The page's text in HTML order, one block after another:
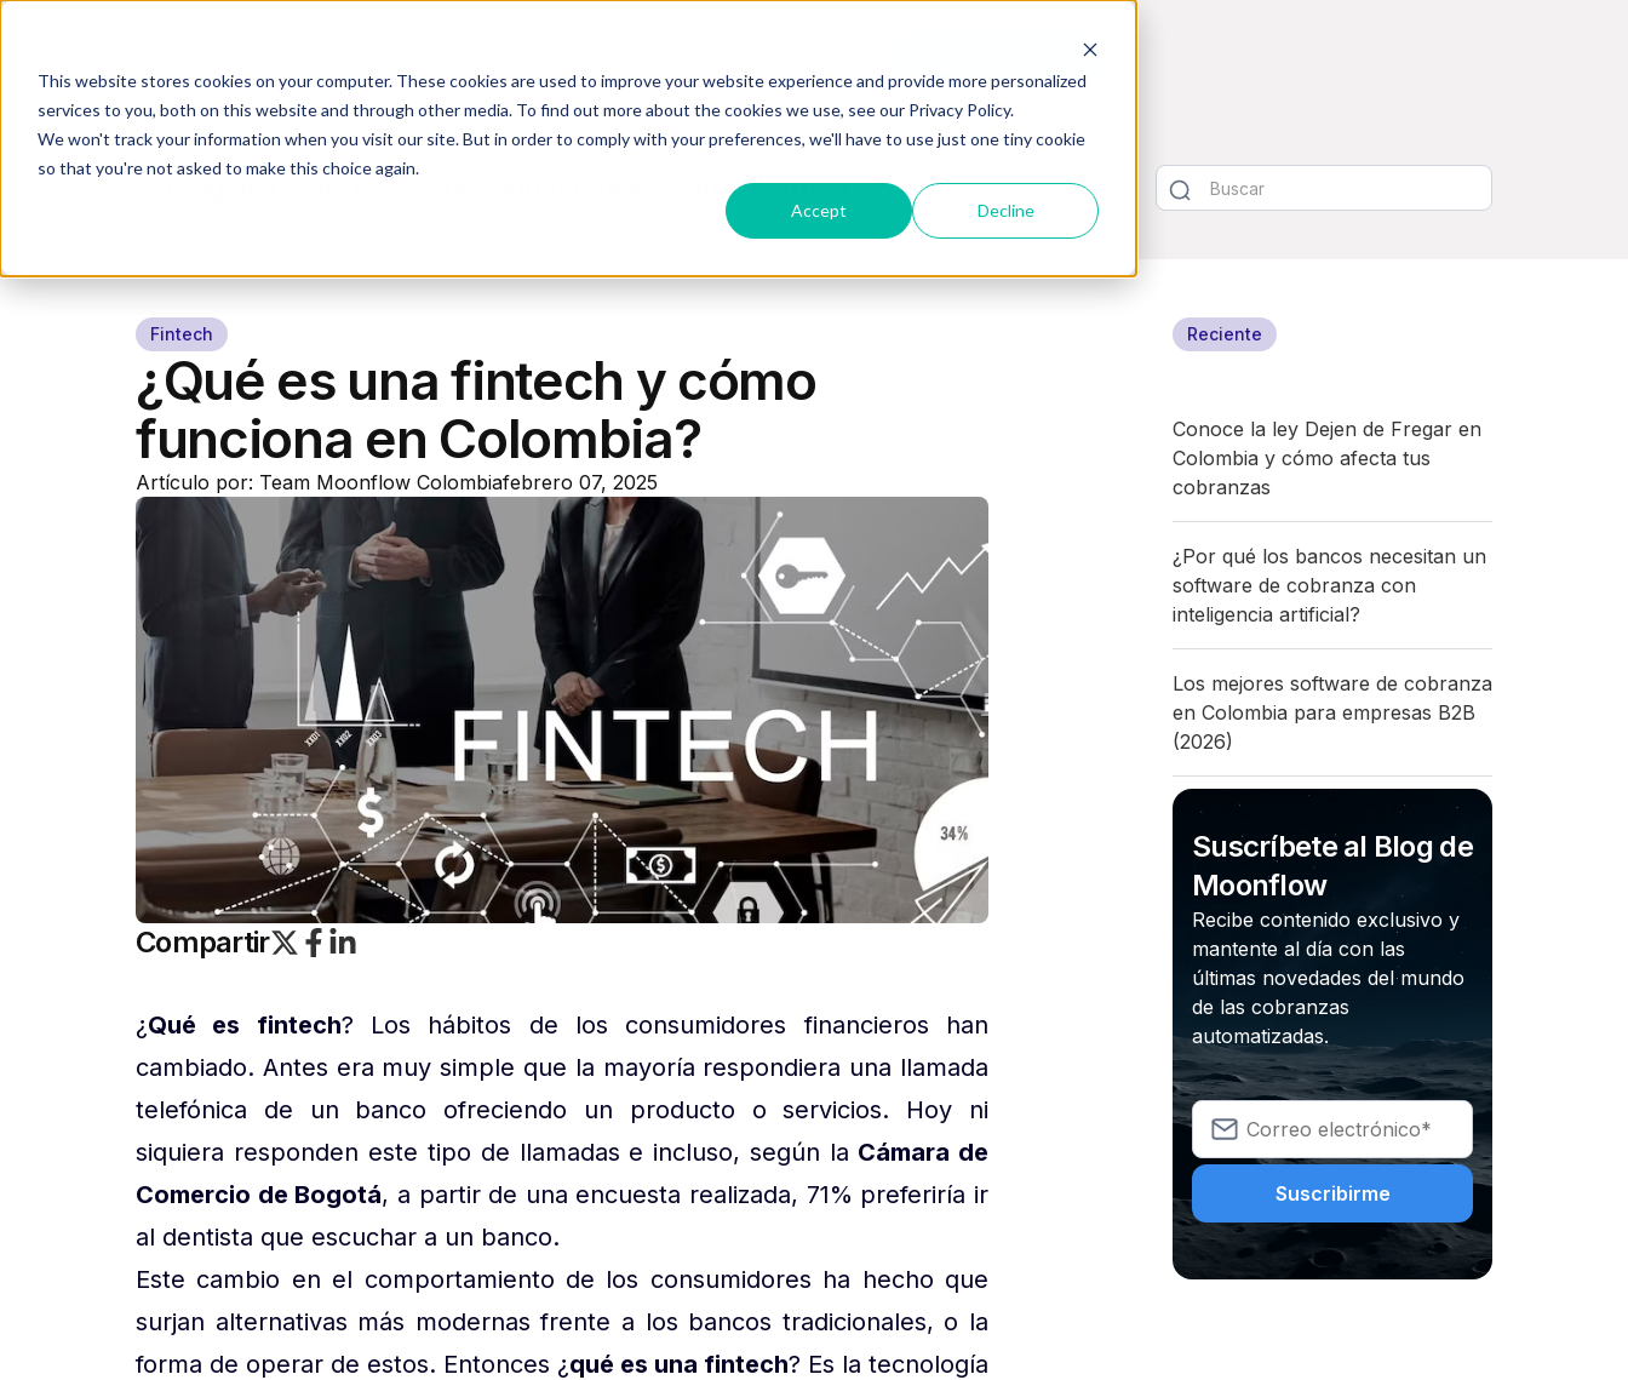
This website stores cookies on your computer. These cookies are used to improve your website experience and provide more personalized
services to you, both on this website and through other media. To find out more about the cookies we use, see our Privacy Policy.
We won't track your information when you visit our site. But in order to comply with your preferences, we'll have to use just one tiny cookie
so that you're not asked to make this choice again.
Accept Decline
Blog de Cobranzas y gestión financiera en colombia
Fintech
¿Qué es una fintech y cómo
funciona en Colombia?
Artículo por: Team Moonflow Colombiafebrero 07, 2025
Compartir
¿Qué es fintech? Los hábitos de los consumidores financieros han
cambiado. Antes era muy simple que la mayoría respondiera una llamada
telefónica de un banco ofreciendo un producto o servicios. Hoy ni
siquiera responden este tipo de llamadas e incluso, según la Cámara de
Comercio de Bogotá, a partir de una encuesta realizada, 71% preferiría ir
al dentista que escuchar a un banco.
Este cambio en el comportamiento de los consumidores ha hecho que
surjan alternativas más modernas frente a los bancos tradicionales, o la
forma de operar de estos. Entonces ¿qué es una fintech? Es la tecnología
Reciente
Conoce la ley Dejen de Fregar en
Colombia y cómo afecta tus
cobranzas
¿Por qué los bancos necesitan un
software de cobranza con
inteligencia artificial?
Los mejores software de cobranza
en Colombia para empresas B2B
(2026)
Suscríbete al Blog de
Moonflow
Recibe contenido exclusivo y
mantente al día con las
últimas novedades del mundo
de las cobranzas
automatizadas.